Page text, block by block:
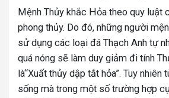
Mệnh Thủy khắc Hỏa theo quy luật
phong thủy. Do đó, những người
sử dụng các loại đá Thạch Anh tự
quá nóng sẽ làm duy giảm đi tính
là“Xuất thủy dập tắt hỏa”. Tuy
sống mà trong một số trường hợp